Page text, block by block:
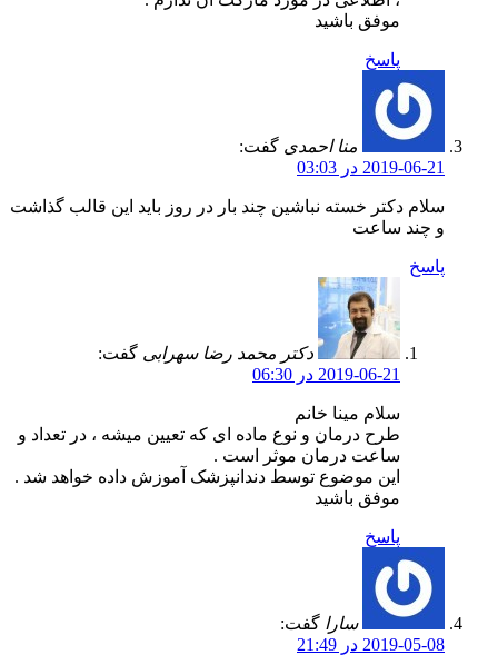
موفق باشید
پاسخ
منا احمدی گفت:
2019-06-21 در 03:03
سلام دکتر خسته نباشین چند بار در روز باید این قالب گذاشت
و چند ساعت
پاسخ
دکتر محمد رضا سهرابی گفت:
2019-06-21 در 06:30
سلام مینا خانم
طرح درمان و نوع ماده ای که تعیین میشه ، در تعداد و
ساعت درمان موثر است .
این موضوع توسط دندانپزشک آموزش داده خواهد شد .
موفق باشید
پاسخ
سارا گفت:
2019-05-08 در 21:49